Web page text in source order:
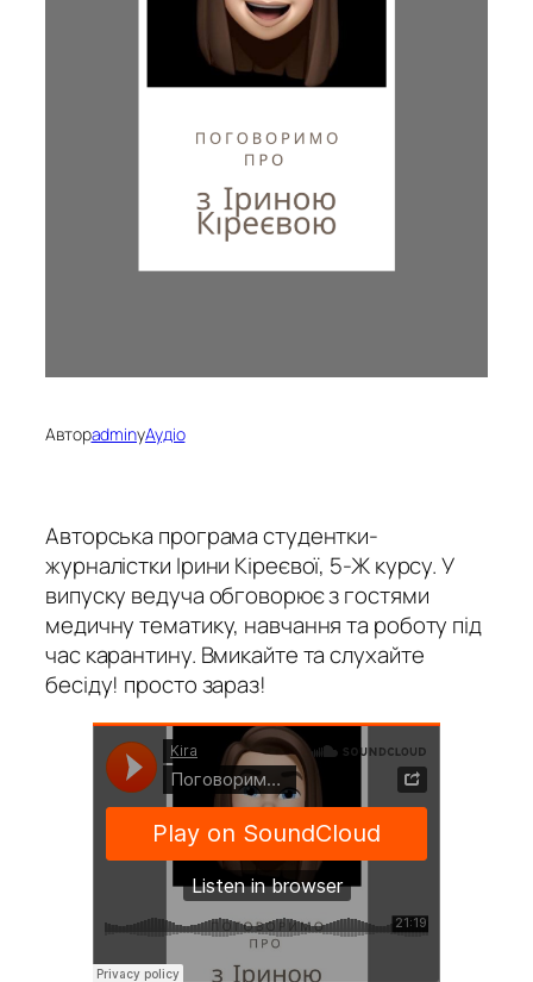
АвторadminуАудіо
Авторська програма студентки-
журналістки Ірини Кіреєвої, 5-Ж курсу. У
випуску ведуча обговорює з гостями
медичну тематику, навчання та роботу під
час карантину. Вмикайте та слухайте
бесіду! просто зараз!